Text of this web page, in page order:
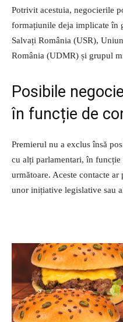
Potrivit acestuia, negocierile
formațiunile deja implicate în
Salvați România (USR),
România (UDMR) și grupul
Posibile
în funcție de
Premierul nu a exclus însă
cu alți parlamentari, în
următoare. Aceste contacte
unor inițiative legislative sau